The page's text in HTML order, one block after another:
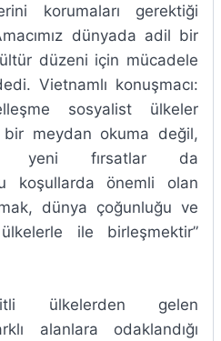
korumaları gerektiği
dünyada adil bir
düzeni için mücadele
Vietnamlı konuşmacı:
sosyalist ülkeler
bir meydan okuma değil,
yeni fırsatlar da
koşullarda önemli olan
dünya çoğunluğu ve
ile birleşmektir”
ülkelerden gelen
alanlara odaklandığı